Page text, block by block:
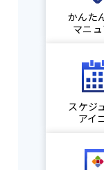
かんた
マニ
スケジ
アイ